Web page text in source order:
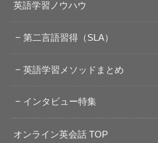
英語学習ノウハウ
第二言語習得（SLA）
英語学習メソッドまとめ
インタビュー特集
オンライン英会話 TOP